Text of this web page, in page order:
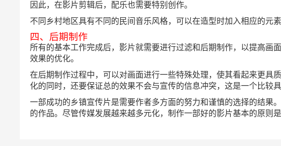
因此，在影片剪辑后，配乐也需要特别创作。
不同乡村地区具有不同的民间音乐风格，可以在造型时加入相应的元
四、后期制作
所有的基本工作完成后，影片就需要进行过滤和后期制作，以提高画
效果的优化。
在后期制作过程中，可以对画面进行一些特殊处理，使其看起来更具
化的同时，还要保证总的效果不会与宣传的信息冲突，这是一个比较具
一部成功的乡镇宣传片是需要作者多方面的努力和谨慎的选择的结果
的作品。尽管传媒发展越来越多元化，制作一部好的影片基本的原则